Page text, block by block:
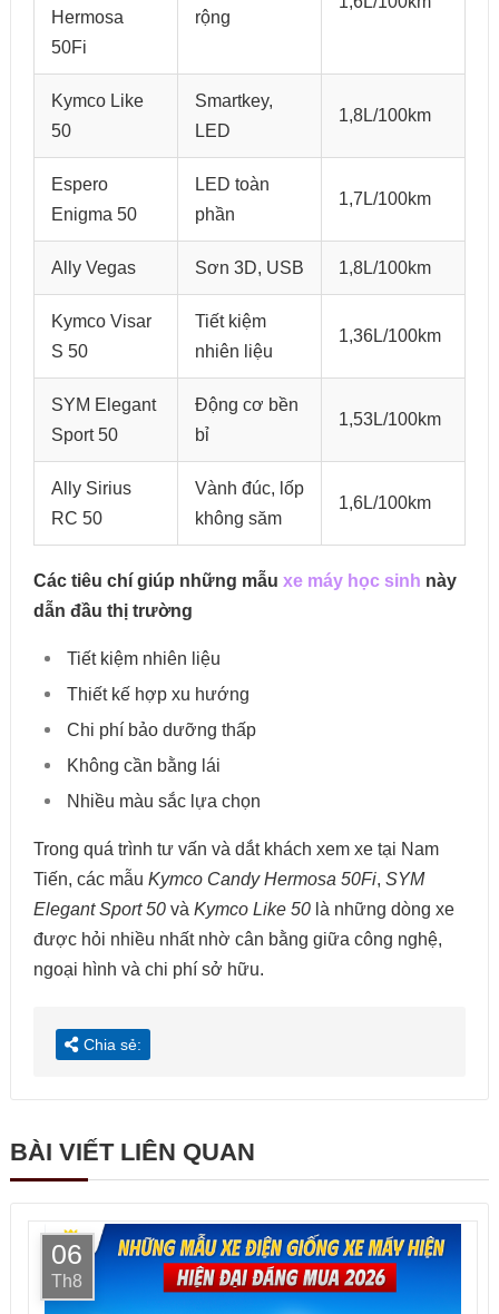
Hermosa
50Fi
rộng
Kymco Like
50
Smartkey,
LED
1,8L/100km
Espero
Enigma 50
LED toàn
phần
1,7L/100km
Ally Vegas Sơn 3D, USB 1,8L/100km
Kymco Visar
S 50
Tiết kiệm
nhiên liệu
1,36L/100km
SYM Elegant
Sport 50
Động cơ bền
bỉ
1,53L/100km
Ally Sirius
RC 50
Vành đúc, lốp
không săm
1,6L/100km
Các tiêu chí giúp những mẫu xe máy học sinh này
dẫn đầu thị trường
Tiết kiệm nhiên liệu
Thiết kế hợp xu hướng
Chi phí bảo dưỡng thấp
Không cần bằng lái
Nhiều màu sắc lựa chọn
Trong quá trình tư vấn và dắt khách xem xe tại Nam
Tiến, các mẫu Kymco Candy Hermosa 50Fi, SYM
Elegant Sport 50và Kymco Like 50là những dòng xe
được hỏi nhiều nhất nhờ cân bằng giữa công nghệ,
ngoại hình và chi phí sở hữu.
Chia sẻ:
BÀI VIẾT LIÊN QUAN
06
Th8